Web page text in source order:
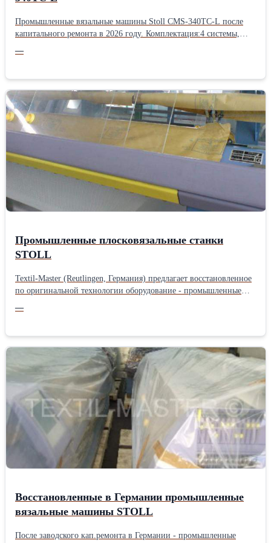
Промышленные вязальные машины Stoll CMS-340TC-L после
капитального ремонта в 2026 году. Комплектация:4 системы,
восстановленные вязальные станки STOLL, кругловязальные
вспомогательное оборудование для трикотажного производства.
Для восстановления машин мы применяем оригинальные
материалы, оборудование и технологии STOLL, а также
заводские стандарты контроля качества. Подробная информация
о нас и о нашем оборудовании - на сайте компании TEXTIL
MASTER. Производитель: Stoll
—
Промышленные плосковязальные станки
STOLL
Textil-Master (Reutlingen, Германия) предлагает восстановленное
по оригинальной технологии оборудование - промышленные
Pasotti, а также вспомогательное оборудование для трикотажного
восстановления) обычно дешевле других предложений
восстановленного оборудования – мы гарантируем лучшее
соотношение цены и качества плосковязальных машин STOLL
CMS из Европы. Мы рады также предложить вам наш опыт в
логистике доставки плосковязальных машин в Россию и страны
СНГ и гибкую систему оплаты - в EUR или в рублях по курсу
Подробная информация – по запросу. Производитель: Stoll
—
Восстановленные в Германии промышленные
вязальные машины STOLL
После заводского кап.ремонта в Германии - промышленные